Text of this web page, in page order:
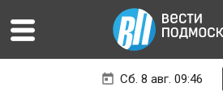
Сб. 8 авг. 09:46